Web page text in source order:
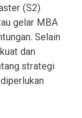
(S2)
gelar MBA
Selain
dan
strategi